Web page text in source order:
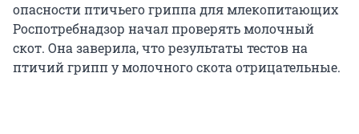
опасности птичьего гриппа для млекопитающих
Роспотребнадзор начал проверять молочный
скот. Она заверила, что результаты тестов на
птичий грипп у молочного скота отрицательные.